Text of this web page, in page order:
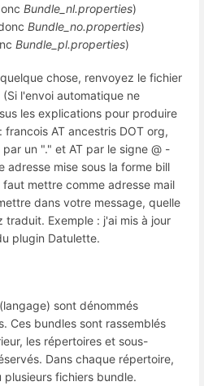
Bundle_nl.properties)
Bundle_no.properties)
Bundle_pl.properties)
chose, renvoyez le fichier
l'envoi automatique ne
les explications pour produire
francois AT ancestris DOT org,
un "." et AT par le signe @ -
adresse mise sous la forme bill
faut mettre comme adresse mail
dans votre message, quelle
Exemple : j'ai mis à jour
plugin Datulette.
sont dénommés
Ces bundles sont rassemblés
les répertoires et sous-
Dans chaque répertoire,
fichiers bundle.